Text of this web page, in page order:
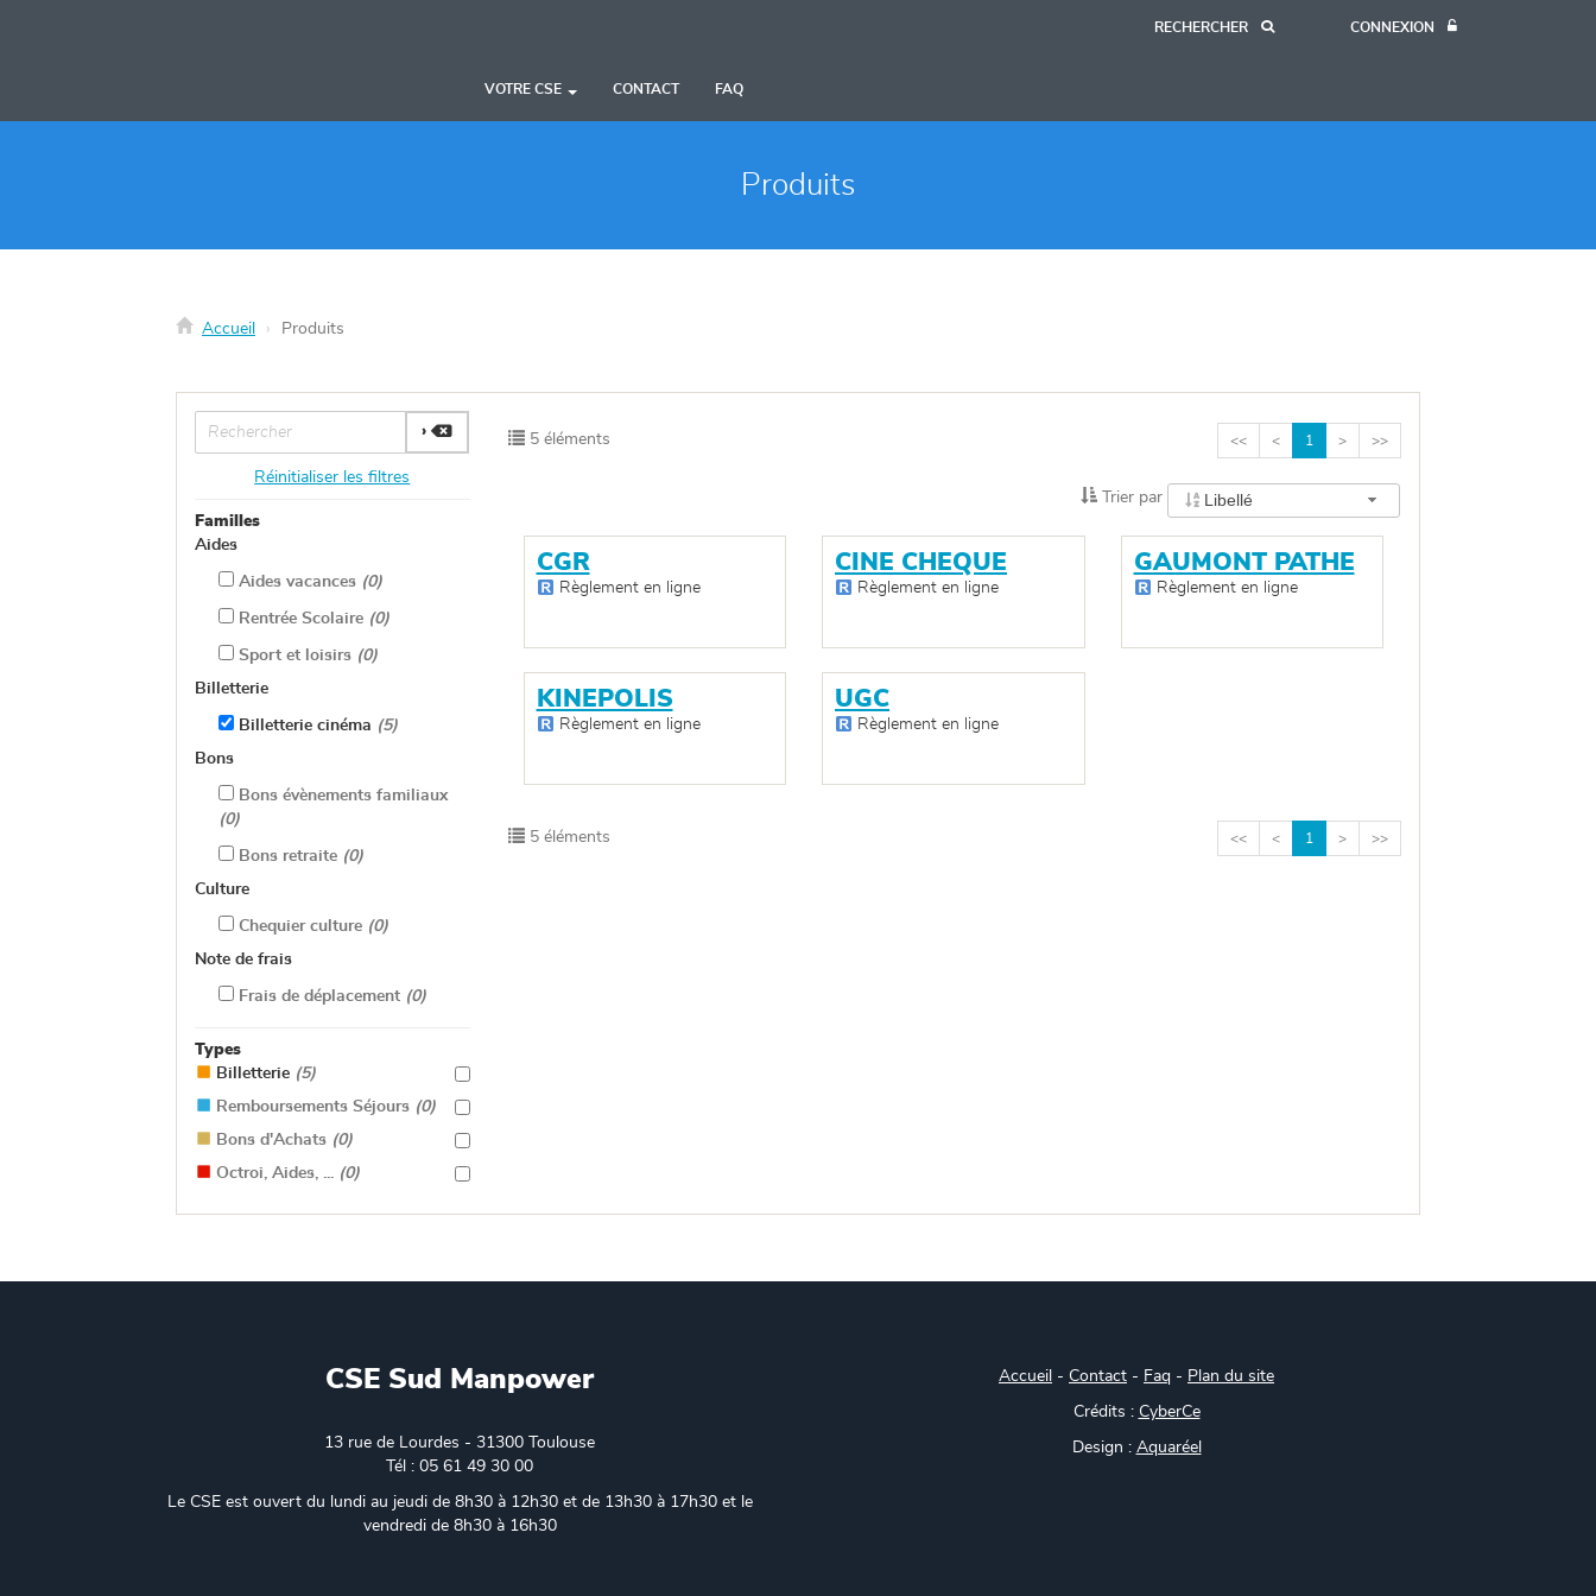
RECHERCHER CONNEXION
VOTRE CSE CONTACT FAQ
Produits
Accueil Produits
Réinitialiser les filtres
Familles
Aides
Aides vacances (0)
Rentrée Scolaire (0)
Sport et loisirs (0)
Billetterie
Billetterie cinéma (5)
Bons
Bons évènements familiaux
(0)
Bons retraite (0)
Culture
Chequier culture (0)
Note de frais
Frais de déplacement (0)
Types
Billetterie (5)
Remboursements Séjours (0)
Bons d'Achats (0)
Octroi, Aides, ... (0)
5 éléments << < 1 > >>
Trier
Trier par Libellé
CGR
Règlement en ligne
CINE CHEQUE
Règlement en ligne
GAUMONT PATHE
Règlement en ligne
KINEPOLIS
Règlement en ligne
UGC
Règlement en ligne
5 éléments << < 1 > >>
CSE Sud Manpower
13 rue de Lourdes - 31300 Toulouse
Tél : 05 61 49 30 00
Le CSE est ouvert du lundi au jeudi de 8h30 à 12h30 et de 13h30 à 17h30 et le
vendredi de 8h30 à 16h30
Accueil - Contact - Faq - Plan du site
Crédits : CyberCe
Design : Aquaréel